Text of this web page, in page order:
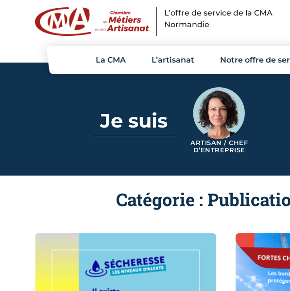
L’offre de service de la CMA
Normandie
La CMA L’artisanat Notre offre de
Je suis
ARTISAN / CHEF
D’ENTREPRISE
Catégorie :
Panneau de gestion des cookies